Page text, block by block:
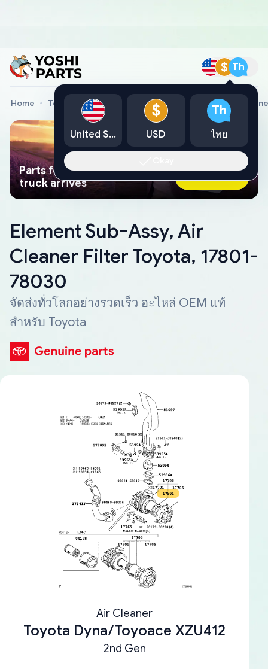
$ Th
Home Toyota Genuine Parts Element Sub-Assy, Air
Parts found faster than a tow
truck arrives
Ask AI Now
Element Sub-Assy, Air
Cleaner Filter Toyota, 17801-
78030
จัดส่งทั่วโลกอย่างรวดเร็ว อะไหล่ OEM แท้
สำหรับ Toyota
Air Cleaner
Toyota Dyna/Toyoace XZU412
2nd Gen
United States
$
USD
Th
ไทย